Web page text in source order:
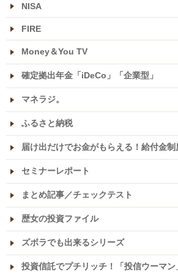
NISA
FIRE
Money＆You TV
確定拠出年金「iDeCo」「企業型」
マネラジ。
ふるさと納税
届け出だけでお金がもらえる！給付金制
セミナーレポート
まとめ記事／チェックテスト
歴女の投資ファイル
ズボラでも出来るシリーズ
投資信託でプチリッチ！「投信ウーマン